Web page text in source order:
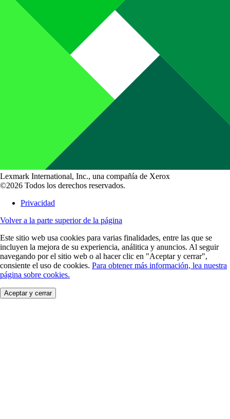
Lexmark International, Inc., una compañía de Xerox
©2026 Todos los derechos reservados.
Privacidad
Volver a la parte superior de la página
Este sitio web usa cookies para varias finalidades, entre las que se
incluyen la mejora de su experiencia, análitica y anuncios. Al seguir
navegando por el sitio web o al hacer clic en "Aceptar y cerrar",
consiente el uso de cookies. Para obtener más información, lea nuestra
página sobre cookies.
Aceptar y cerrar